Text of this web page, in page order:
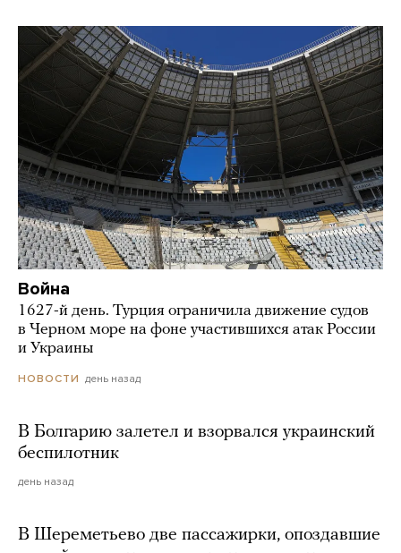
Война
1627-й день. Турция ограничила движение судов
в Черном море на фоне участившихся атак России
и Украины
НОВОСТИ день назад
В Болгарию залетел и взорвался украинский
беспилотник
день назад
В Шереметьево две пассажирки, опоздавшие